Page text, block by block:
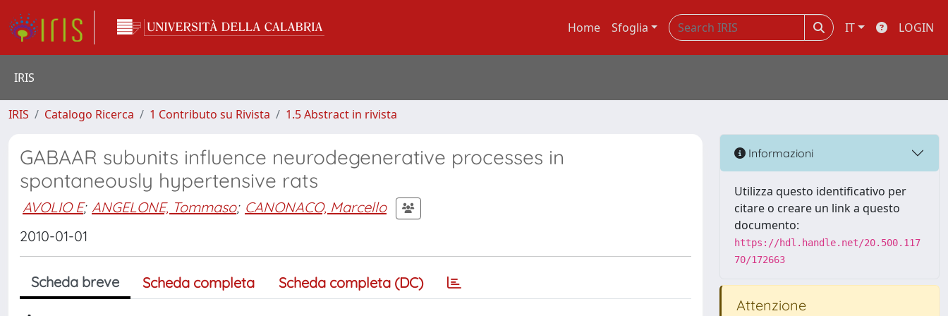
Home Sfoglia IT LOGIN
IRIS
IRIS Catalogo Ricerca 1 Contributo su Rivista 1.5 Abstract in rivista
GABAAR subunits influence neurodegenerative processes in
spontaneously hypertensive rats
AVOLIO E; ANGELONE, Tommaso; CANONACO, Marcello
2010-01-01
Scheda breve Scheda completa Scheda completa (DC)
Informazioni
Utilizza questo identificativo per
citare o creare un link a questo
documento:
https://hdl.handle.net/20.500.117
70/172663
Attenzione